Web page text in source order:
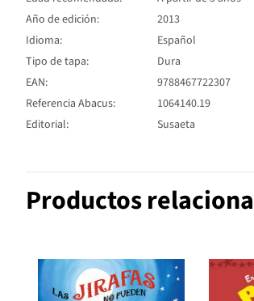
Año de edición:
2013
Idioma:
Español
Tipo de tapa:
Dura
EAN:
9788467722307
Referencia Abacus:
1064140.19
Editorial:
Susaeta
Productos